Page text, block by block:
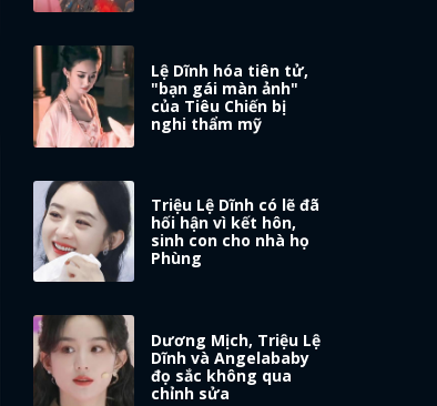
Lệ Dĩnh hóa tiên tử,
"bạn gái màn ảnh"
của Tiêu Chiến bị
nghi thẩm mỹ
Triệu Lệ Dĩnh có lẽ đã
hối hận vì kết hôn,
sinh con cho nhà họ
Phùng
Dương Mịch, Triệu Lệ
Dĩnh và Angelababy
đọ sắc không qua
chỉnh sửa